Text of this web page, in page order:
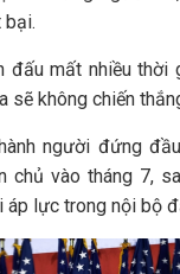
bại.
đấu mất nhiều thời
sẽ không chiến
người đứng
chủ vào tháng 7,
áp lực trong nội bộ